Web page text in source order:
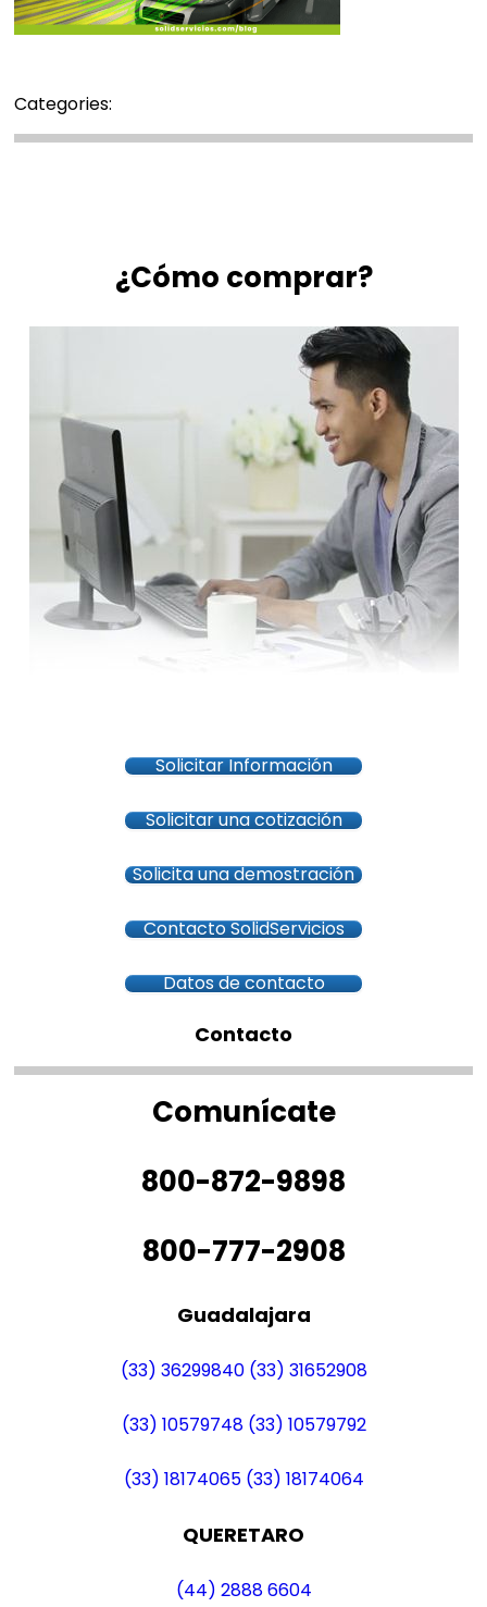
Categories:
¿Cómo comprar?
Solicitar Información
Solicitar una cotización
Solicita una demostración
Contacto SolidServicios
Datos de contacto
Contacto
Comunícate
800-872-9898
800-777-2908
Guadalajara
(33) 36299840 (33) 31652908
(33) 10579748 (33) 10579792
(33) 18174065 (33) 18174064
QUERETARO
(44) 2888 6604